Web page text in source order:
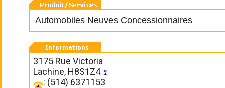
Automobiles Neuves Concessionnaires
3175 Rue Victoria
Lachine, H8S1Z4
: (514) 6371153